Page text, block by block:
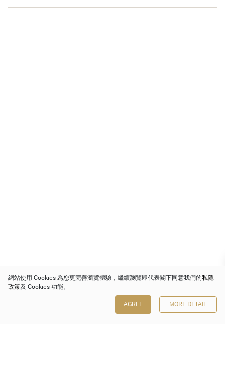
網站使用 Cookies 為您更完善瀏覽體驗，繼續瀏覽即代表閣下同意我們的私隱
政策及 Cookies 功能。
AGREE MORE DETAIL